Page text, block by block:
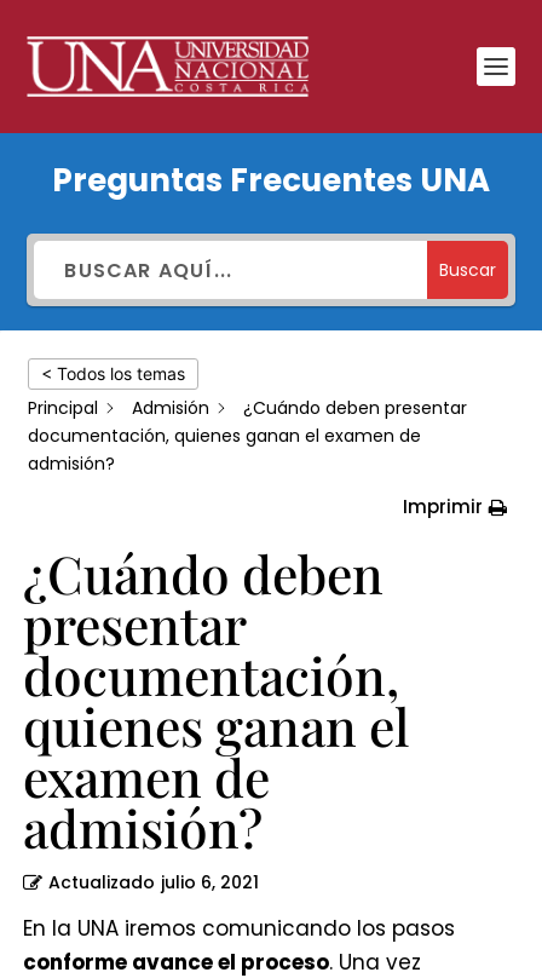
deben
presentar
documentación,
quienes
ganan
examen
de
Preguntas Frecuentes UNA
Buscar
< Todos los temas
Principal Admisión
¿Cuándo deben presentar
documentación, quienes ganan el examen de
admisión?
Imprimir
¿Cuándo deben
presentar
documentación,
quienes ganan el
examen de
admisión?
Actualizado julio 6, 2021
En la UNA iremos comunicando los pasos
conforme avance el proceso. Una vez